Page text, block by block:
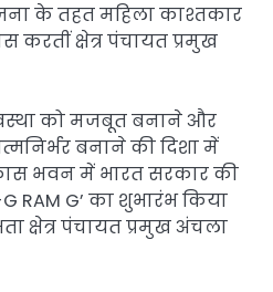
के तहत महिला काश्तकार
करतीं क्षेत्र पंचायत प्रमुख
को मजबूत बनाने और
बनाने की दिशा में
भवन में भारत सरकार की
RAM G’ का शुभारंभ किया
क्षेत्र पंचायत प्रमुख अंचला